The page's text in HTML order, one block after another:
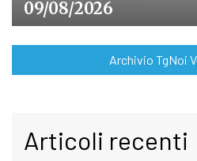
09/08/2026
Archivio TgNoi
Articoli recenti